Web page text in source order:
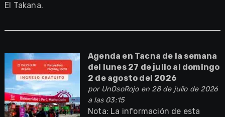
El Takana.
Agenda en Tacna de la semana
del lunes 27 de julio al domingo
2 de agosto del 2026
por UnOsoRojoen 28 de julio de 2026
a las 03:15
Nota: La información de esta